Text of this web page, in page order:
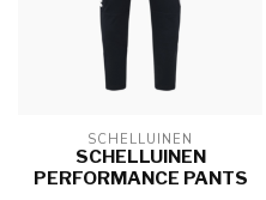
SCHELLUINEN
SCHELLUINEN
PERFORMANCE PANTS